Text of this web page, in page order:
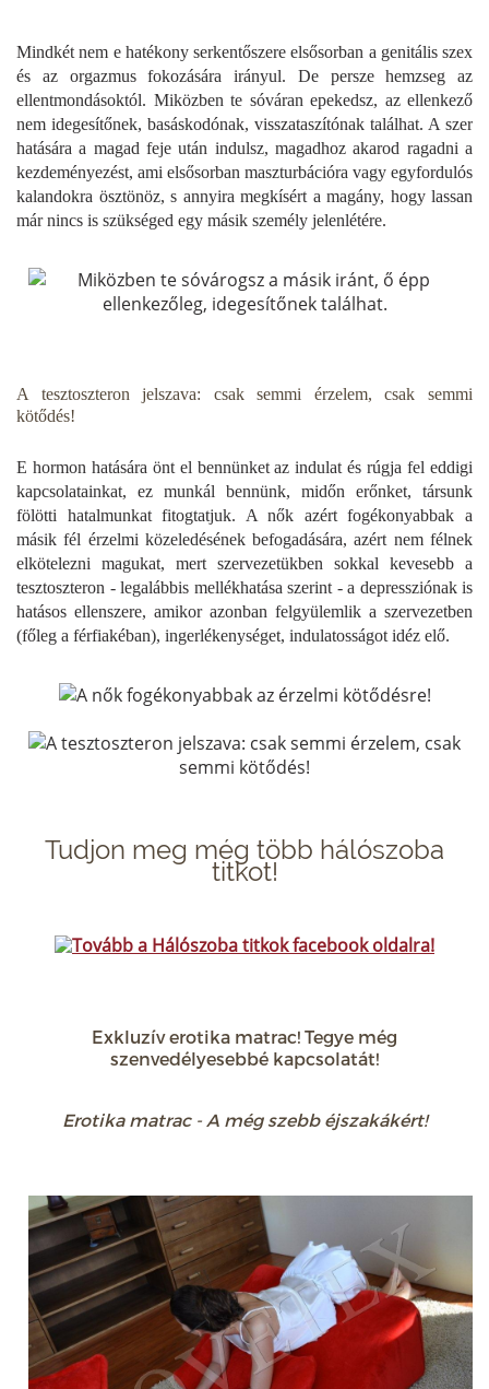
Mindkét nem e hatékony serkentőszere elsősorban a genitális szex
és az orgazmus fokozására irányul. De persze hemzseg az
ellentmondásoktól. Miközben te sóváran epekedsz, az ellenkező
nem idegesítőnek, basáskodónak, visszataszítónak találhat. A szer
hatására a magad feje után indulsz, magadhoz akarod ragadni a
kezdeményezést, ami elsősorban maszturbációra vagy egyfordulós
kalandokra ösztönöz, s annyira megkísért a magány, hogy lassan
már nincs is szükséged egy másik személy jelenlétére.
A tesztoszteron jelszava: csak semmi érzelem, csak semmi
kötődés!
E hormon hatására önt el bennünket az indulat és rúgja fel eddigi
kapcsolatainkat, ez munkál bennünk, midőn erőnket, társunk
fölötti hatalmunkat fitogtatjuk. A nők azért fogékonyabbak a
másik fél érzelmi közeledésének befogadására, azért nem félnek
elkötelezni magukat, mert szervezetükben sokkal kevesebb a
tesztoszteron - legalábbis mellékhatása szerint - a depressziónak is
hatásos ellenszere, amikor azonban felgyülemlik a szervezetben
(főleg a férfiakéban), ingerlékenységet, indulatosságot idéz elő.
Tudjon meg még több hálószoba
titkot!
Exkluzív erotika matrac! Tegye még
szenvedélyesebbé kapcsolatát!
Erotika matrac - A még szebb éjszakákért!